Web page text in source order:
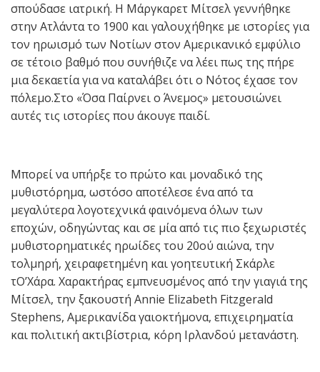
σπούδασε ιατρική. Η Μάργκαρετ Μίτσελ γεννήθηκε
στην Ατλάντα το 1900 και γαλουχήθηκε με ιστορίες για
τον ηρωισμό των Νοτίων στον Αμερικανικό εμφύλιο
σε τέτοιο βαθμό που συνήθιζε να λέει πως της πήρε
μια δεκαετία για να καταλάβει ότι ο Νότος έχασε τον
πόλεμο.Στο «Όσα Παίρνει ο Άνεμος» μετουσιώνει
αυτές τις ιστορίες που άκουγε παιδί.
Μπορεί να υπήρξε το πρώτο και μοναδικό της
μυθιστόρημα, ωστόσο αποτέλεσε ένα από τα
μεγαλύτερα λογοτεχνικά φαινόμενα όλων των
εποχών, οδηγώντας και σε μία από τις πιο ξεχωριστές
μυθιστορηματικές ηρωίδες του 20ού αιώνα, την
τολμηρή, χειραφετημένη και γοητευτική Σκάρλε
τΟ’Χάρα. Χαρακτήρας εμπνευσμένος από την γιαγιά της
Μίτσελ, την ξακουστή Annie Elizabeth Fitzgerald
Stephens, Αμερικανίδα γαιοκτήμονα, επιχειρηματία
και πολιτική ακτιβίστρια, κόρη Ιρλανδού μετανάστη.